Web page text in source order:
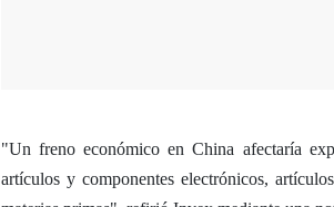
"Un freno económico en China afectaría
artículos y componentes electrónicos,